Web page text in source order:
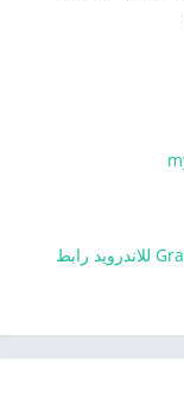
تحميل جراند ثفت أوتو 5 Grand Theft Auto V 2026 للاندرويد رابط